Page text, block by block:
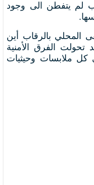
لم يتفطن الى وجود
المحلي بالرقاب أين
تحولت الفرق الأمنية
ملابسات وحيثيات